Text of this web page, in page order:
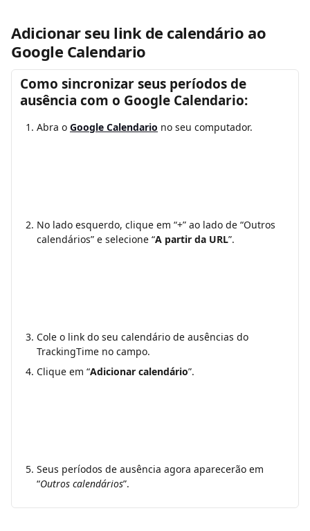
Adicionar seu link de calendário ao
Google Calendario
Como sincronizar seus períodos de
ausência com o Google Calendario:
Abra o Google Calendario no seu computador.
No lado esquerdo, clique em “+” ao lado de “Outros
calendários” e selecione “A partir da URL”.
Cole o link do seu calendário de ausências do
TrackingTime no campo.
Clique em “Adicionar calendário”.
Seus períodos de ausência agora aparecerão em
“Outros calendários”.